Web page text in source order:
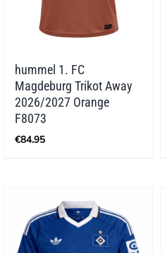
hummel 1. FC
Magdeburg Trikot Away
2026/2027 Orange
F8073
€84.95